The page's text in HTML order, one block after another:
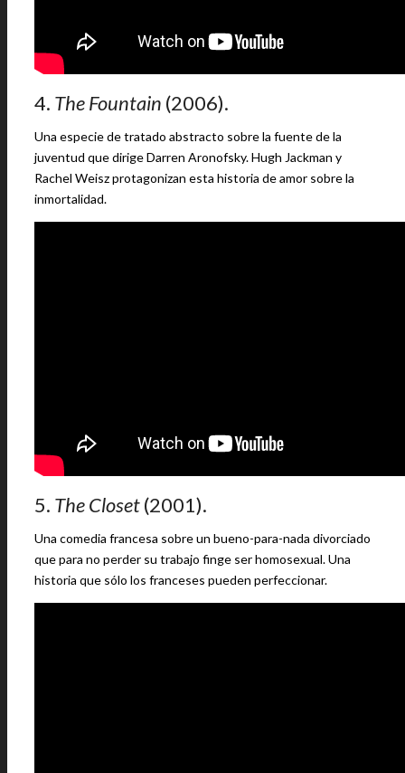
4. The Fountain (2006).
Una especie de tratado abstracto sobre la fuente de la
juventud que dirige Darren Aronofsky. Hugh Jackman y
Rachel Weisz protagonizan esta historia de amor sobre la
inmortalidad.
5. The Closet(2001).
Una comedia francesa sobre un bueno-para-nada divorciado
que para no perder su trabajo finge ser homosexual. Una
historia que sólo los franceses pueden perfeccionar.